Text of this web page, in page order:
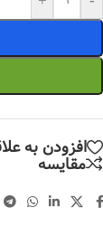
افزودن به
مقایسه